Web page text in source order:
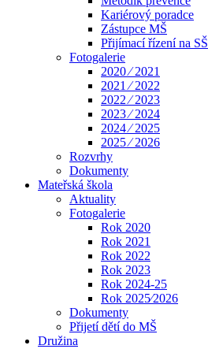
Kariérový poradce
Zástupce MŠ
Přijímací řízení na SŠ
Fotogalerie
2020 ⁄ 2021
2021 ⁄ 2022
2022 ⁄ 2023
2023 ⁄ 2024
2024 ⁄ 2025
2025 ⁄ 2026
Rozvrhy
Dokumenty
Mateřská škola
Aktuality
Fotogalerie
Rok 2020
Rok 2021
Rok 2022
Rok 2023
Rok 2024-25
Rok 2025⁄2026
Dokumenty
Přijetí dětí do MŠ
Družina